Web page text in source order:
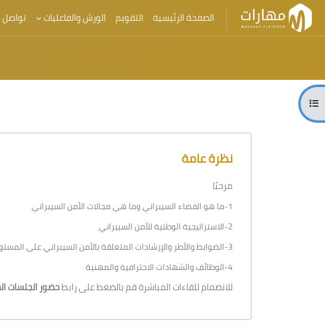
الصفحة الرئيسية التقويم الورش والفاعليات تواصل
فتح فهرس المقرر
الكتل
تجاوز [Cocoon] نظرة عامة على الدورة
نظرة عامة
مرحبًا
1-ما هو الفضاء السيبراني وما هي مجالات الأمن السيبراني
2-الاستراتيجية الوطنية للأمن السيبراني
3-الضوابط والأطر والإرشادات المتعلقة بالأمن السيبراني على المستوى الوطني
4-الوظائف والشهادات الاحترافية والمهنية
للانضمام للقاءات المباشرة قم بالضغط على رابطحضور الجلسات